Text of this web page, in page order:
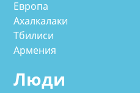
Европа
Ахалкалаки
Тбилиси
Армения
Люди